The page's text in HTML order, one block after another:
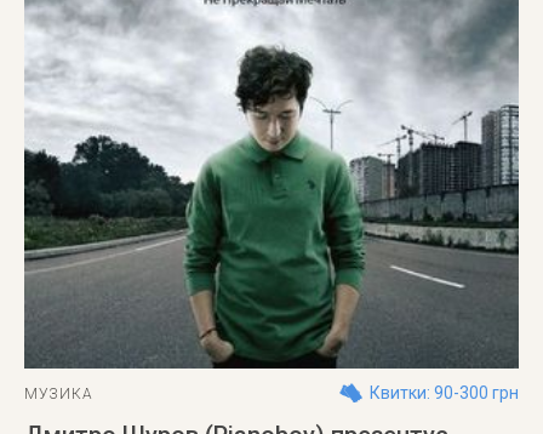
МУЗИКА Квитки: 90-300 грн